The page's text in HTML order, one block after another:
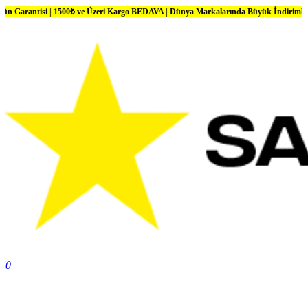
ve Üzeri Kargo BEDAVA | Dünya Markalarında Büyük İndirimler
0